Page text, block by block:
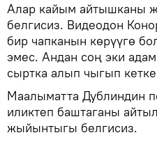
Алар кайым айтышканы
белгисиз. Видеодон
бир чапканын көрүүгө
эмес. Андан соң эки
сыртка алып чыгып
Маалыматта Дублиндин
иликтеп баштаганы
жыйынтыгы белгисиз.